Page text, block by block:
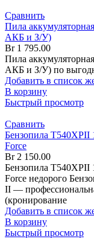
Сравнить
Пила
АКБ и З/У)
Br1 795.00
Пила
АКБ и З/У) по
Добавить в список
В корзину
Быстрый просмотр
Сравнить
Бензопила T540XPII
Force
Br2 150.00
Бензопила T540XPII
Force недорого
II —
(кронирование
Добавить в список
В корзину
Быстрый просмотр